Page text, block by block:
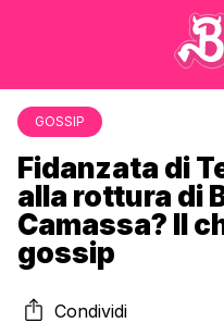
GOSSIP
Fidanzata di
alla rottura di
Camassa? Il
gossip
Condividi